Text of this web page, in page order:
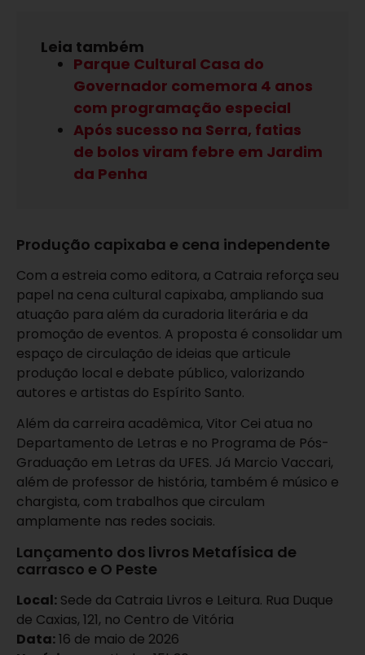
Leia também
Parque Cultural Casa do
Governador comemora 4 anos
com programação especial
Após sucesso na Serra, fatias
de bolos viram febre em Jardim
da Penha
Produção capixaba e cena independente
Com a estreia como editora, a Catraia reforça seu
papel na cena cultural capixaba, ampliando sua
atuação para além da curadoria literária e da
promoção de eventos. A proposta é consolidar um
espaço de circulação de ideias que articule
produção local e debate público, valorizando
autores e artistas do Espírito Santo.
Além da carreira acadêmica, Vitor Cei atua no
Departamento de Letras e no Programa de Pós-
Graduação em Letras da UFES. Já Marcio Vaccari,
além de professor de história, também é músico e
chargista, com trabalhos que circulam
amplamente nas redes sociais.
Lançamento dos livros Metafísica de
carrasco e O Peste
Local: Sede da Catraia Livros e Leitura. Rua Duque
de Caxias, 121, no Centro de Vitória
Data:16 de maio de 2026